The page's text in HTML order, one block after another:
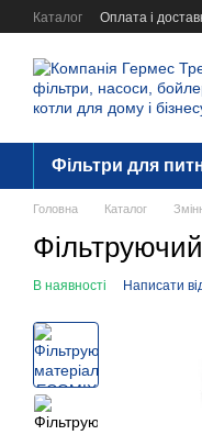
Перейти до основного
Каталог Оплата і
Фільтри для
Головна Каталог
В наявності Написати